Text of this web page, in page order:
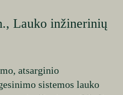
Lauko inžinerinių
atsarginio
sistemos lauko